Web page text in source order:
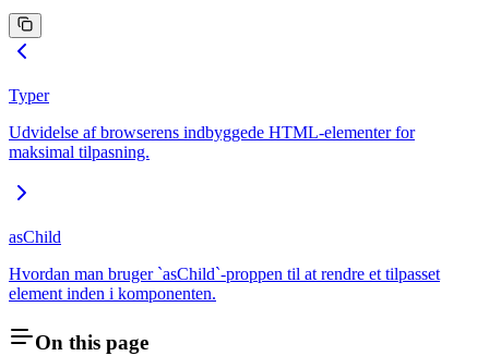
Typer
Udvidelse af browserens indbyggede HTML-elementer for
maksimal tilpasning.
asChild
Hvordan man bruger `asChild`-proppen til at rendre et tilpasset
element inden i komponenten.
On this page